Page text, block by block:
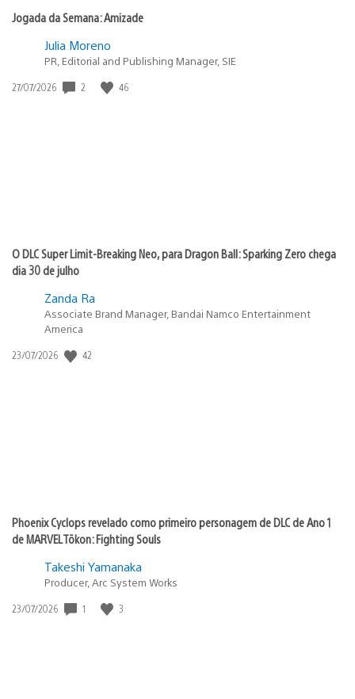
Jogada da Semana: Amizade
Julia Moreno
PR, Editorial and Publishing Manager, SIE
Data
27/07/2026 2 46
O DLC Super Limit-Breaking Neo, para Dragon Ball: Sparking Zero chega
dia 30 de julho
Zanda Ra
Associate Brand Manager, Bandai Namco Entertainment
America
Data
23/07/2026 42
Phoenix Cyclops revelado como primeiro personagem de DLC de Ano 1
de MARVEL Tōkon: Fighting Souls
Takeshi Yamanaka
Producer, Arc System Works
Data
23/07/2026 1 3